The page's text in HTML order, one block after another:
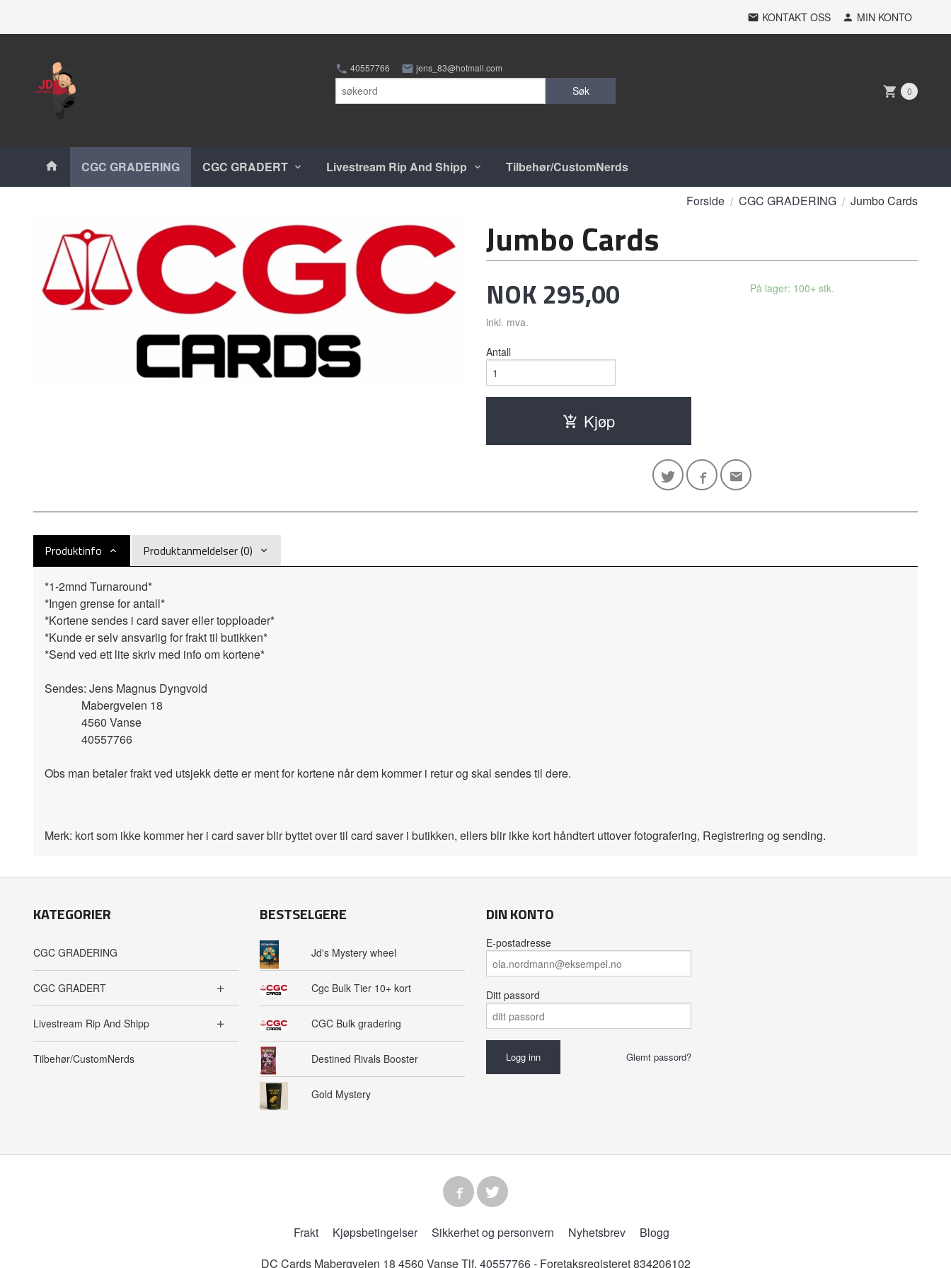
KONTAKT OSS MIN KONTO
40557766 jens_83@hotmail.com
Søk 0
Produkter
CGC GRADERING CGC GRADERT Livestream Rip And Shipp Tilbehør/CustomNerds
Forside CGC GRADERING Jumbo Cards
Jumbo Cards
Pris
NOK 295,00
inkl. mva.
På lager: 100+ stk.
Antall
Kjøp
Produktinfo Produktanmeldelser (0)
*1-2mnd Turnaround*
*Ingen grense for antall*
*Kortene sendes i card saver eller topploader*
*Kunde er selv ansvarlig for frakt til butikken*
*Send ved ett lite skriv med info om kortene*
Sendes: Jens Magnus Dyngvold
Mabergveien 18
4560 Vanse
40557766
Obs man betaler frakt ved utsjekk dette er ment for kortene når dem kommer i retur og skal sendes til dere.
Merk: kort som ikke kommer her i card saver blir byttet over til card saver i butikken, ellers blir ikke kort håndtert uttover fotografering, Registrering og sending.
KATEGORIER
CGC GRADERING
CGC GRADERT
Livestream Rip And Shipp
Tilbehør/CustomNerds
BESTSELGERE
Jd's Mystery wheel
Cgc Bulk Tier 10+ kort
CGC Bulk gradering
Destined Rivals Booster
Gold Mystery
DIN KONTO
E-postadresse
Ditt passord
Glemt passord?
Frakt Kjøpsbetingelser Sikkerhet og personvern Nyhetsbrev
Blogg
DC Cards Mabergveien 18 4560 Vanse Tlf. 40557766- Foretaksregisteret 834206102